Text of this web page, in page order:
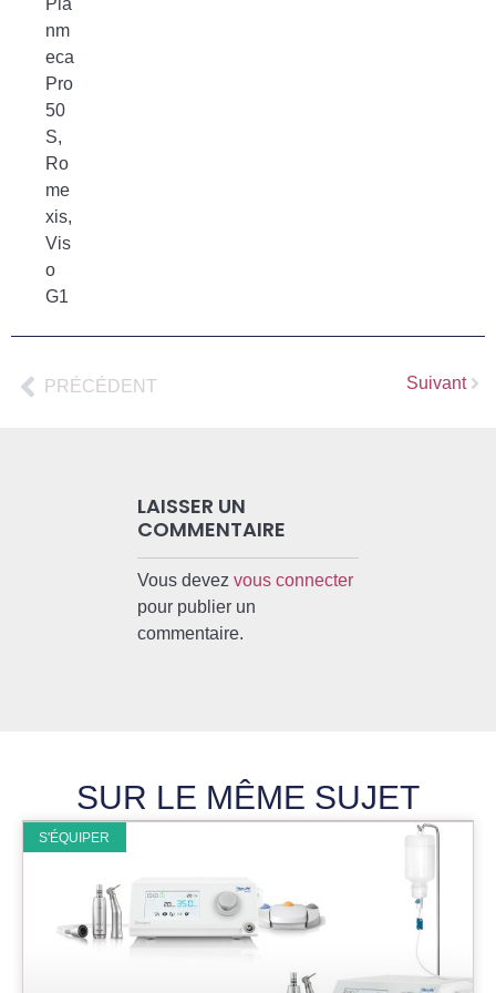
nm
eca
Pro
50
S,
Ro
me
xis,
Vis
o
G1
PRÉCÉDENT Suivant
LAISSER UN
COMMENTAIRE
Vous devezvous connecter
pour publier un
commentaire.
SUR LE MÊME SUJET
S'ÉQUIPER